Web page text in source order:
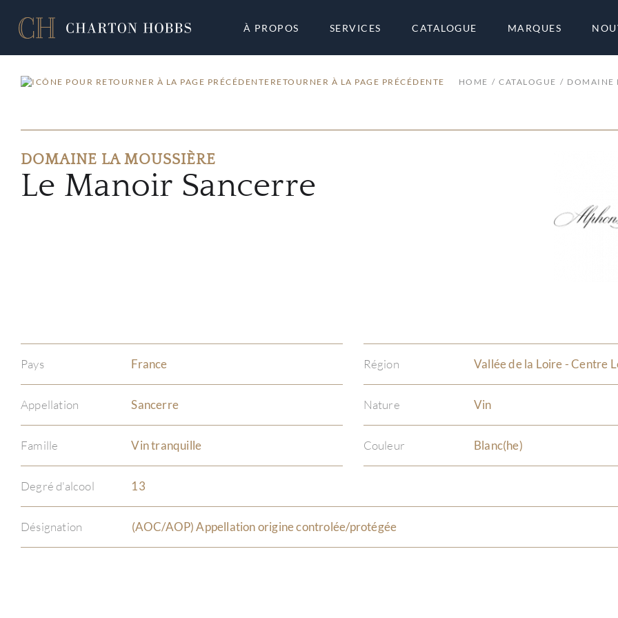
À PROPOS SERVICES CATALOGUE MARQUES
RETOURNER À LA PAGE PRÉCÉDENTE HOME CATALOGUE DOMAINE
DOMAINE LA MOUSSIÈRE
Le Manoir Sancerre
Pays France Région Vallée de la Loire - Centre
Appellation Sancerre Nature Vin
Famille Vin tranquille Couleur Blanc(he)
Degré d'alcool 13
Désignation (AOC/AOP) Appellation origine controlée/protégée